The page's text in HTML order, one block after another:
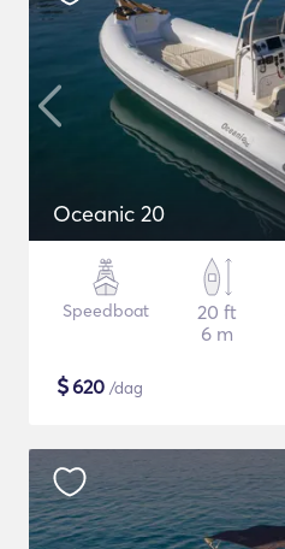
Oceanic 20
Speedboat
20 ft
6 m
$620 /dag